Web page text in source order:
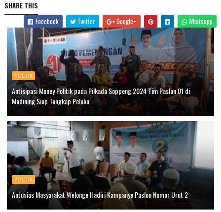
SHARE THIS
Facebook
Twitter Google+ Whatsapp
POLITIK
Antisipasi Money Politik pada Pilkada Soppeng 2024 Tim Paslon 01 di
Madining Siap Tangkap Pelaku
POLITIK
Antusias Masyarakat Welonge Hadiri Kampanye Paslon Nomor Urut 2